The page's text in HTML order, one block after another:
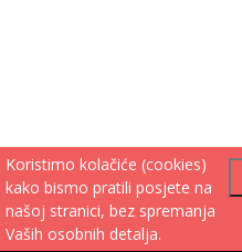
Koristimo kolačiće (cookies)
kako bismo pratili posjete na
našoj stranici, bez spremanja
Vaših osobnih detalja.